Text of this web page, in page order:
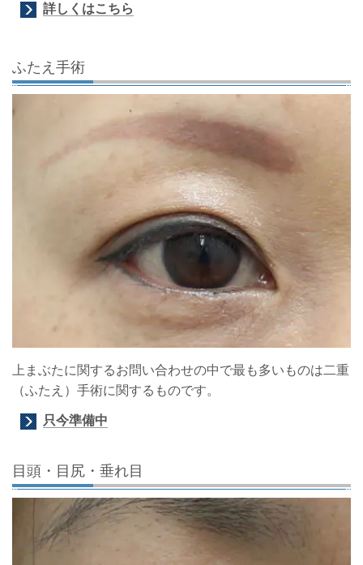
詳しくはこちら
ふたえ手術
上まぶたに関するお問い合わせの中で最も多いものは二重
（ふたえ）手術に関するものです。
只今準備中
目頭・目尻・垂れ目